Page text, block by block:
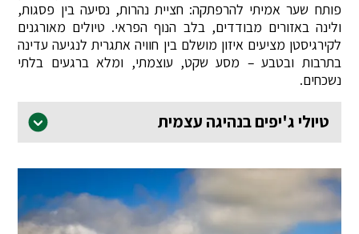
פותח שער אמיתי להרפתקה: חציית נהרות, נסיעה בין פסגות,
ולינה באזורים מבודדים, בלב הנוף הפראי. טיולים מאורגנים
לקירגיסטן מציעים איזון מושלם בין חוויה אתגרית לנגיעה עדינה
בתרבות ובטבע – מסע שקט, עוצמתי, ומלא ברגעים בלתי
נשכחים.
טיולי ג'יפים בנהיגה עצמית